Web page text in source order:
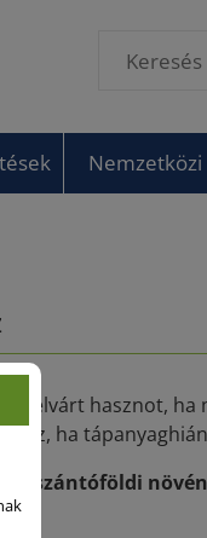
elvárt hasznot, ha
ha
a szántóföldi